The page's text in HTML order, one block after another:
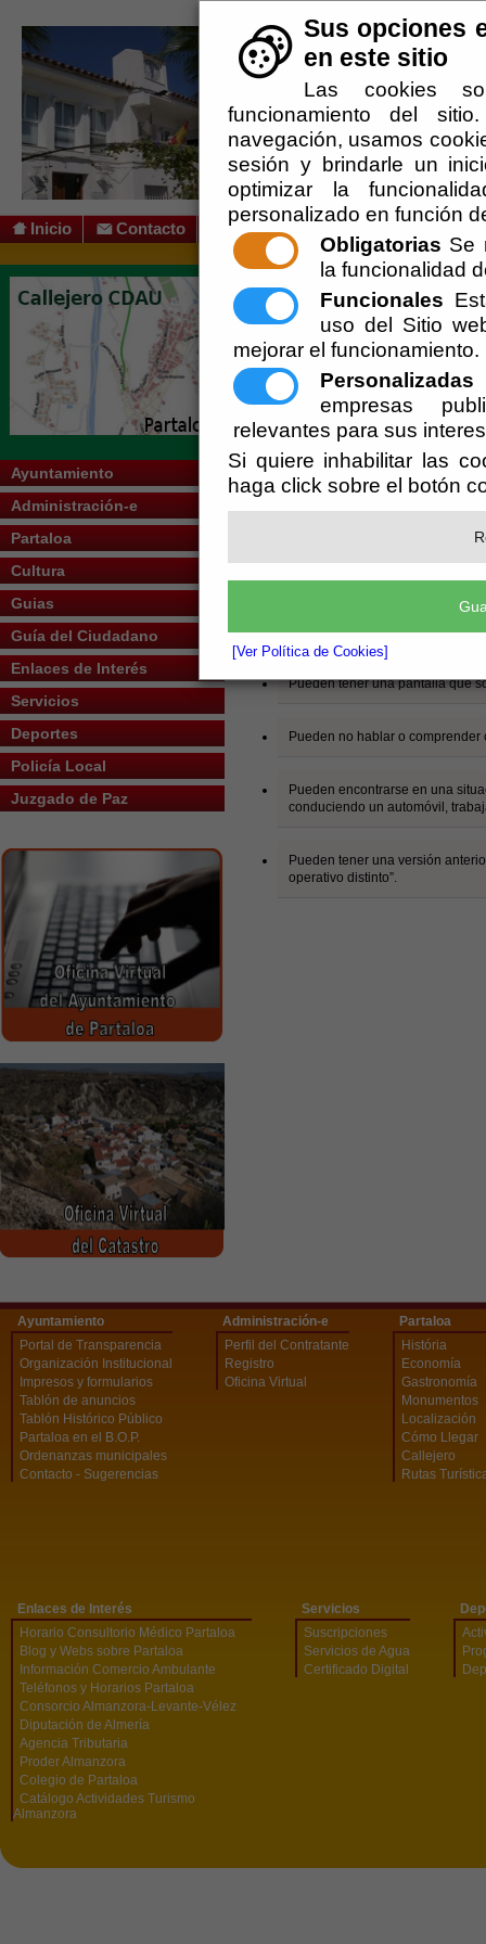
Sus opciones
en este sitio
Las cookies
funcionamiento del
navegación, usamos
sesión y brindarle un
optimizar la
personalizado en función
Obligatorias Se
la funcionalidad
Funcionales
uso del Sitio
mejorar el funcionamiento.
Personalizadas
empresas
relevantes para sus
Si quiere inhabilitar las
haga click sobre el botón
[Ver Política de Cookies]
Inicio Contacto
Ayuntamiento
Administración-e
Partaloa
Cultura
Guias
Guía del Ciudadano
Enlaces de Interés
Servicios
Deportes
Policía Local
Juzgado de Paz
Usted se encuentra aquí:Inicio //
Criterios de
Bajo las sigas WAI(Web Accesibility
accesibilidad y buenas prácticas
Las pautas que emanan de las Web
dependerá el nivel de accesibilidad de
estén familiarizados con los problemas
usuarios pueden estar operando en
No tienen por qué tener o ser
Pueden tener una pantalla que
Pueden no hablar o
Pueden encontrarse en una
conduciendo un automóvil,
Pueden tener una versión
operativo distinto”.
Ayuntamiento
Portal de Transparencia
Organización Institucional
Impresos y formularios
Tablón de anuncios
Tablón Histórico Público
Partaloa en el B.O.P.
Ordenanzas municipales
Contacto - Sugerencias
Administración-e
Perfil del Contratante
Registro
Oficina Virtual
Partaloa
História
Economía
Gastronomía
Monumentos
Localización
Cómo Llegar
Callejero
Rutas
Enlaces de Interés
Horario Consultorio Médico Partaloa
Blog y Webs sobre Partaloa
Información Comercio Ambulante
Teléfonos y Horarios Partaloa
Consorcio Almanzora-Levante-Vélez
Diputación de Almería
Agencia Tributaria
Proder Almanzora
Colegio de Partaloa
Catálogo Actividades Turismo
Almanzora
Servicios
Suscripciones
Servicios de Agua
Certificado Digital